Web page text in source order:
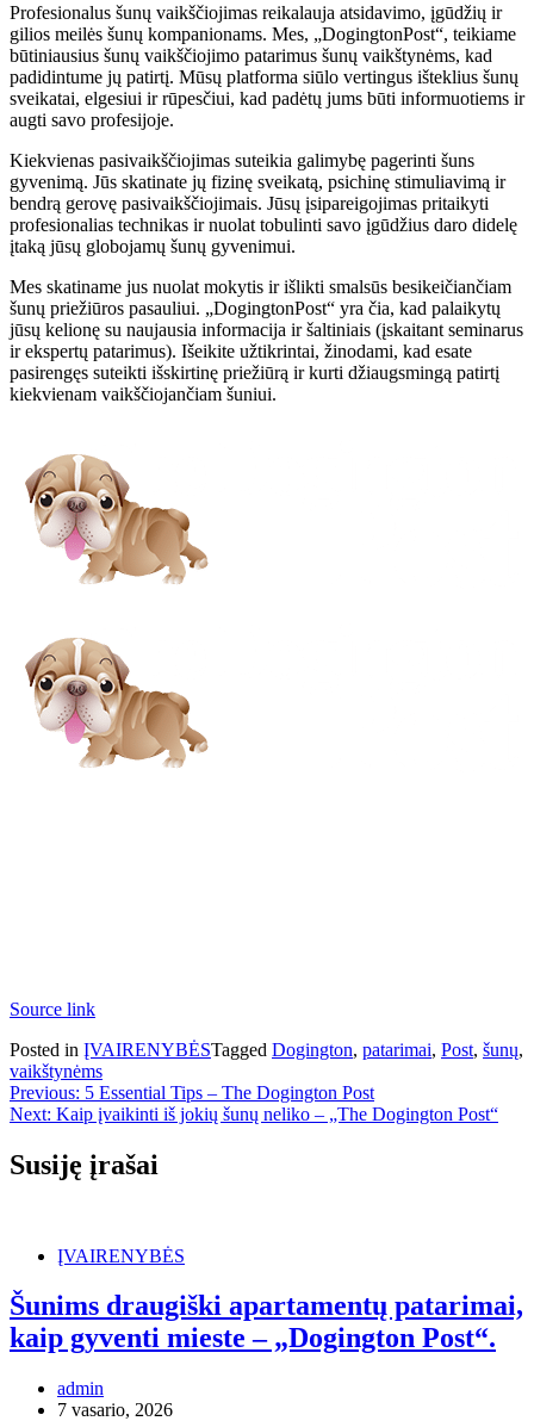
Profesionalus šunų vaikščiojimas reikalauja atsidavimo, įgūdžių ir
gilios meilės šunų kompanionams. Mes, „DogingtonPost“, teikiame
būtiniausius šunų vaikščiojimo patarimus šunų vaikštynėms, kad
padidintume jų patirtį. Mūsų platforma siūlo vertingus išteklius šunų
sveikatai, elgesiui ir rūpesčiui, kad padėtų jums būti informuotiems ir
augti savo profesijoje.
Kiekvienas pasivaikščiojimas suteikia galimybę pagerinti šuns
gyvenimą. Jūs skatinate jų fizinę sveikatą, psichinę stimuliavimą ir
bendrą gerovę pasivaikščiojimais. Jūsų įsipareigojimas pritaikyti
profesionalias technikas ir nuolat tobulinti savo įgūdžius daro didelę
įtaką jūsų globojamų šunų gyvenimui.
Mes skatiname jus nuolat mokytis ir išlikti smalsūs besikeičiančiam
šunų priežiūros pasauliui. „DogingtonPost“ yra čia, kad palaikytų
jūsų kelionę su naujausia informacija ir šaltiniais (įskaitant seminarus
ir ekspertų patarimus). Išeikite užtikrintai, žinodami, kad esate
pasirengęs suteikti išskirtinę priežiūrą ir kurti džiaugsmingą patirtį
kiekvienam vaikščiojančiam šuniui.
Source link
Posted in ĮVAIRENYBĖSTagged Dogington, patarimai, Post, šunų,
vaikštynėms
Navigacija
tarp
įrašų
Previous: 5 Essential Tips – The Dogington Post
Next: Kaip įvaikinti iš jokių šunų neliko – „The Dogington Post“
Susiję įrašai
ĮVAIRENYBĖS
Šunims draugiški apartamentų patarimai,
kaip gyventi mieste – „Dogington Post“.
admin
7 vasario, 2026